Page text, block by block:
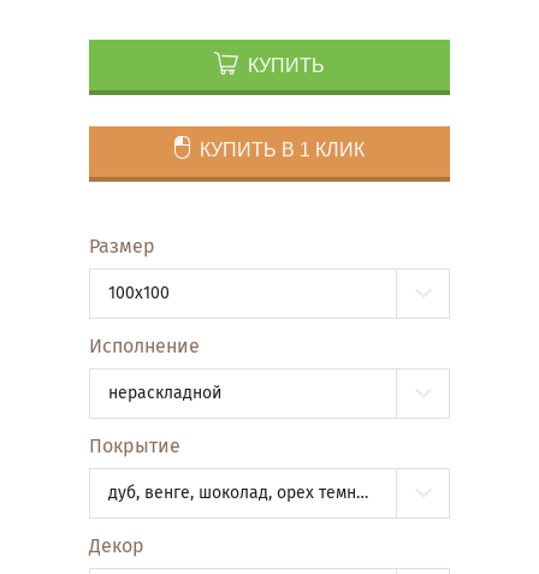
КУПИТЬ
КУПИТЬ В 1 КЛИК
Размер
100x100
Исполнение
нераскладной
Покрытие
дуб, венге, шоколад, орех темный, орех светлый, орех Италия 1, орех Италия 2
Декор